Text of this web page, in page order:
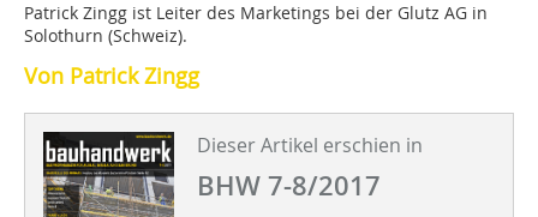
Patrick Zingg ist Leiter des Marketings bei der Glutz AG in
Solothurn (Schweiz).
Von Patrick Zingg
Dieser Artikel erschien in
BHW 7-8/2017